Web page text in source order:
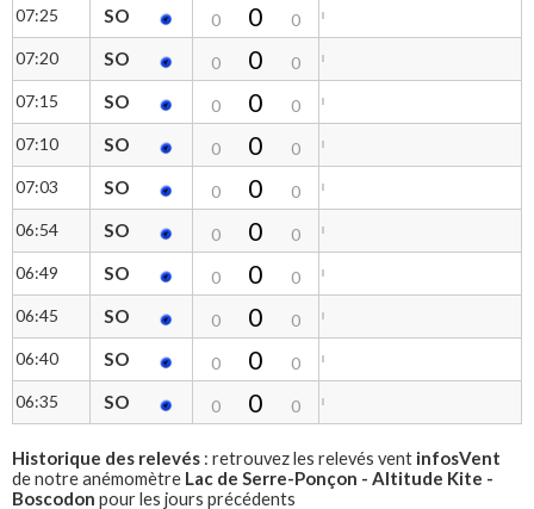
07:25
SO 0 0
0
07:20
SO 0 0
0
07:15
SO 0 0
0
07:10
SO 0 0
0
07:03
SO 0 0
0
06:54
SO 0 0
0
06:49
SO 0 0
0
06:45
SO 0 0
0
06:40
SO 0 0
0
06:35
SO 0 0 0
Historique des relevés : retrouvez les relevés vent infosVent
de notre anémomètre Lac de Serre-Ponçon - Altitude Kite -
Boscodon pour les jours précédents